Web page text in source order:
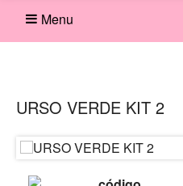
Menu
URSO VERDE KIT 2